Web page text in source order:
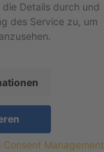
Details durch und
des Service zu, um
Consent Management